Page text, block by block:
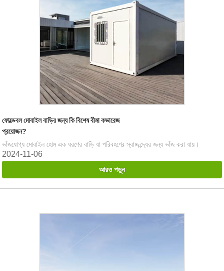
ফোল্ডেবল মোবাইল বাড়ির জন্য কি বিশেষ বীমা কভারেজ
প্রয়োজন?
ভাঁজযোগ্য মোবাইল হোম এক ধরণের বাড়ি যা পরিবহণের স্বাচ্ছন্দ্যের জন্য ভাঁজ করা যায়।
2024-11-06
আরও পড়ুন